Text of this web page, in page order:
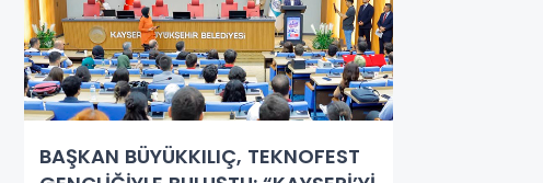
BAŞKAN BÜYÜKKILIÇ, TEKNOFEST